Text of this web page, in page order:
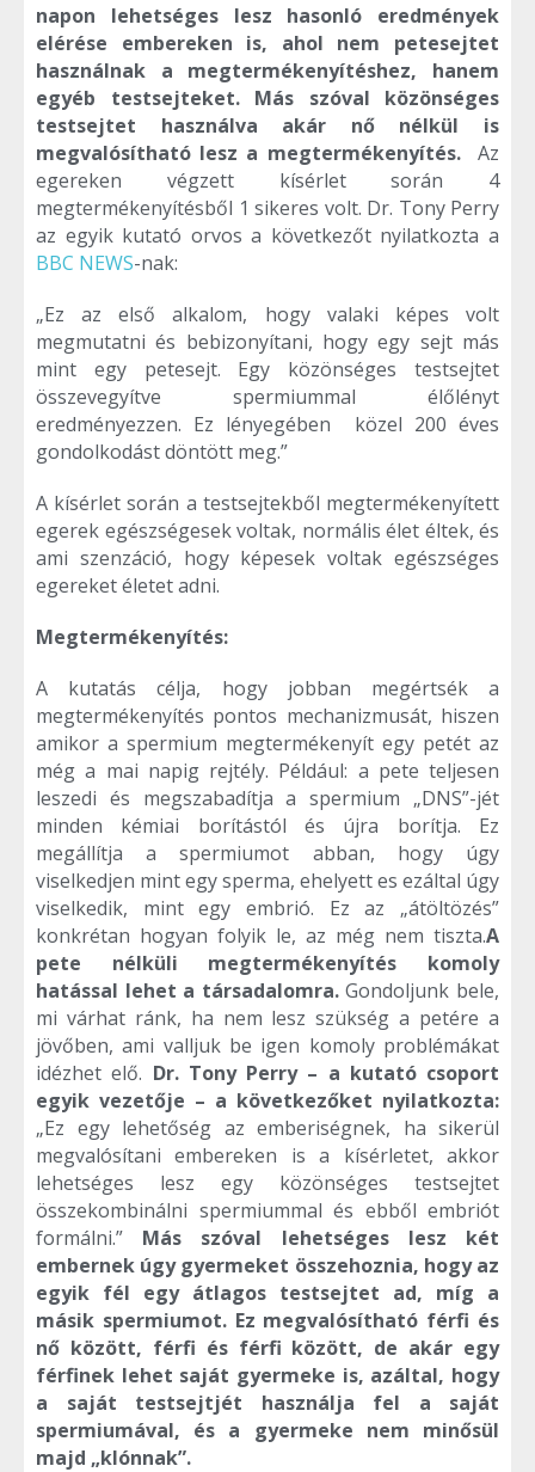
napon lehetséges lesz hasonló eredmények
elérése embereken is, ahol nem petesejtet
használnak a megtermékenyítéshez, hanem
egyéb testsejteket. Más szóval közönséges
testsejtet használva akár nő nélkül is
megvalósítható lesz a megtermékenyítés.Az
egereken végzett kísérlet során 4
megtermékenyítésből 1 sikeres volt. Dr. Tony Perry
az egyik kutató orvos a következőt nyilatkozta a
BBC NEWS-nak:
„Ez az első alkalom, hogy valaki képes volt
megmutatni és bebizonyítani, hogy egy sejt más
mint egy petesejt. Egy közönséges testsejtet
összevegyítve spermiummal élőlényt
eredményezzen. Ez lényegében közel 200 éves
gondolkodást döntött meg.”
A kísérlet során a testsejtekből megtermékenyített
egerek egészségesek voltak, normális élet éltek, és
ami szenzáció, hogy képesek voltak egészséges
egereket életet adni.
Megtermékenyítés:
A kutatás célja, hogy jobban megértsék a
megtermékenyítés pontos mechanizmusát, hiszen
amikor a spermium megtermékenyít egy petét az
még a mai napig rejtély. Például: a pete teljesen
leszedi és megszabadítja a spermium „DNS”-jét
minden kémiai borítástól és újra borítja. Ez
megállítja a spermiumot abban, hogy úgy
viselkedjen mint egy sperma, ehelyett es ezáltal úgy
viselkedik, mint egy embrió. Ez az „átöltözés”
konkrétan hogyan folyik le, az még nem tiszta.A
pete nélküli megtermékenyítés komoly
hatással lehet a társadalomra.Gondoljunk bele,
mi várhat ránk, ha nem lesz szükség a petére a
jövőben, ami valljuk be igen komoly problémákat
idézhet elő. Dr. Tony Perry – a kutató csoport
egyik vezetője – a következőket nyilatkozta:
„Ez egy lehetőség az emberiségnek, ha sikerül
megvalósítani embereken is a kísérletet, akkor
lehetséges lesz egy közönséges testsejtet
összekombinálni spermiummal és ebből embriót
formálni.” Más szóval lehetséges lesz két
embernek úgy gyermeket összehoznia, hogy az
egyik fél egy átlagos testsejtet ad, míg a
másik spermiumot. Ez megvalósítható férfi és
nő között, férfi és férfi között, de akár egy
férfinek lehet saját gyermeke is, azáltal, hogy
a saját testsejtjét használja fel a saját
spermiumával, és a gyermeke nem minősül
majd „klónnak”.